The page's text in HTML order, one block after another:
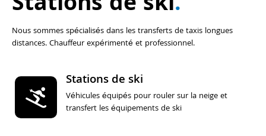
Nous sommes spécialisés dans les transferts de taxis longues
distances. Chauffeur expérimenté et professionnel.
Stations de ski
Véhicules équipés pour rouler sur la neige et
transfert les équipements de ski